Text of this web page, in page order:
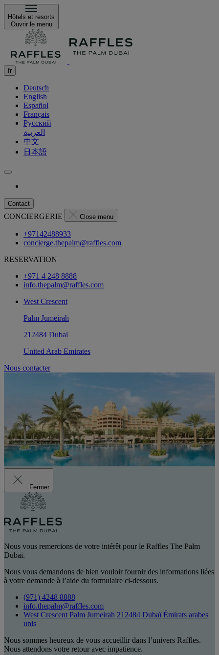
Hôtels et resorts
Ouvrir le menu
fr
Deutsch
English
Español
Français
Русский
العربية
中文
日本語
Contact
CONCIERGERIE Close menu
+97142488933
concierge.thepalm@raffles.com
RESERVATION
+971 4 248 8888
info.thepalm@raffles.com
West Crescent
Palm Jumeirah
212484 Dubai
United Arab Emirates
Nous contacter
Fermer
Nous vous remercions de votre intérêt pour le Raffles The Palm
Dubai.
Nous vous demandons de bien vouloir fournir des informations liées
à votre demande à l’aide du formulaire ci-dessous.
(971) 4248 8888
info.thepalm@raffles.com
West Crescent Palm Jumeirah 212484 Dubaï Émirats arabes
unis
Nous sommes heureux de vous accueillir dans l’univers Raffles.
Nous attendons votre retour avec impatience.